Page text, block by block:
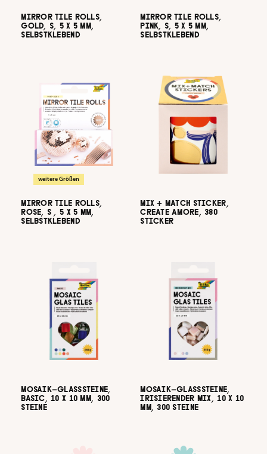
MIRROR TILE ROLLS,
GOLD, S, 5 X 5 MM,
SELBSTKLEBEND
MIRROR TILE ROLLS,
PINK, S, 5 X 5 MM,
SELBSTKLEBEND
weitere Größen
MIRROR TILE ROLLS,
ROSE, S , 5 X 5 MM,
SELBSTKLEBEND
MIX + MATCH STICKER,
CREATE AMORE, 380
STICKER
MOSAIK-GLASSSTEINE,
BASIC, 10 X 10 MM, 300
STEINE
MOSAIK-GLASSSTEINE,
IRISIERENDER MIX, 10 X 10
MM, 300 STEINE